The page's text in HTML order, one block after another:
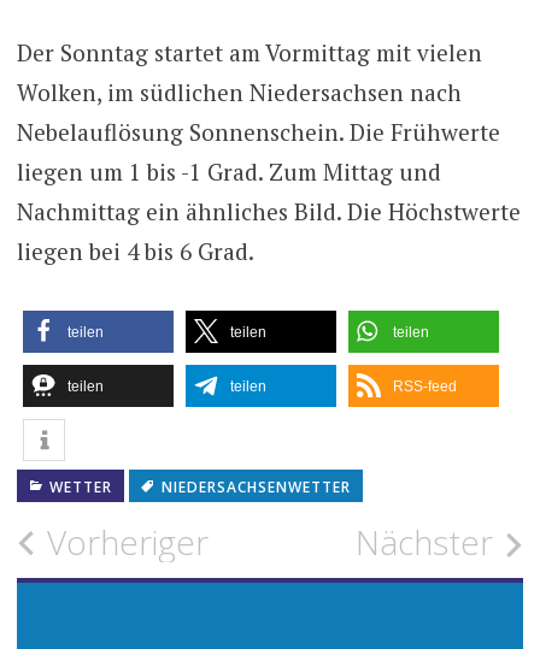
Der Sonntag startet am Vormittag mit vielen
Wolken, im südlichen Niedersachsen nach
Nebelauflösung Sonnenschein. Die Frühwerte
liegen um 1 bis -1 Grad. Zum Mittag und
Nachmittag ein ähnliches Bild. Die Höchstwerte
liegen bei 4 bis 6 Grad.
teilen teilen teilen
teilen teilen RSS-feed
WETTER NIEDERSACHSENWETTER
Beitragsnavigation
Vorheriger Nächster